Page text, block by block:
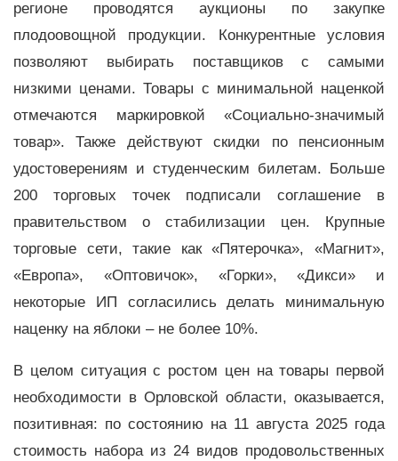
регионе проводятся аукционы по закупке
плодоовощной продукции. Конкурентные условия
позволяют выбирать поставщиков с самыми
низкими ценами. Товары с минимальной наценкой
отмечаются маркировкой «Социально-значимый
товар». Также действуют скидки по пенсионным
удостоверениям и студенческим билетам. Больше
200 торговых точек подписали соглашение в
правительством о стабилизации цен. Крупные
торговые сети, такие как «Пятерочка», «Магнит»,
«Европа», «Оптовичок», «Горки», «Дикси» и
некоторые ИП согласились делать минимальную
наценку на яблоки – не более 10%.
В целом ситуация с ростом цен на товары первой
необходимости в Орловской области, оказывается,
позитивная: по состоянию на 11 августа 2025 года
стоимость набора из 24 видов продовольственных